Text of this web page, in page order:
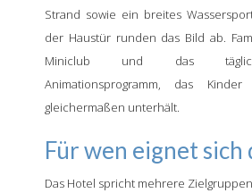
Strand sowie ein breites
der Haustür runden das Bild ab.
Miniclub und das
Animationsprogramm, das
gleichermaßen unterhält.
Für wen eignet sich
Das Hotel spricht mehrere